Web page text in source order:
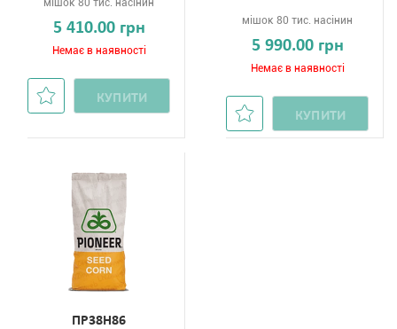
мішок 80 тис. насінин
5 410.00 грн
Немає в наявності
КУПИТИ
мішок 80 тис. насінин
5 990.00 грн
Немає в наявності
КУПИТИ
ПР38Н86